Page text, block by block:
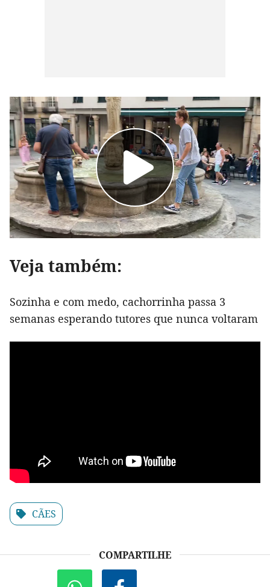
Veja também:
Sozinha e com medo, cachorrinha passa 3
semanas esperando tutores que nunca voltaram
CÃES
COMPARTILHE